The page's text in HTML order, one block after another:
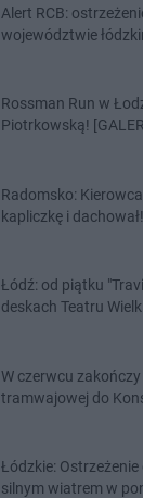
Alert RCB:
województwie
Rossman Run w
Piotrkowską!
Radomsko:
kapliczkę i dachował!
Łódź: od piątku
deskach Teatru
W czerwcu
tramwajowej do
Łódzkie: Ostrzeżenie
silnym wiatrem w